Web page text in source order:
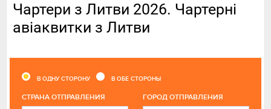
Чартери з Литви 2026. Чартерні
авіаквитки з Литви
В ОДНУ СТОРОНУ В ОБЕ СТОРОНЫ
CТРАНА ОТПРАВЛЕНИЯ ГОРОД ОТПРАВЛЕНИЯ